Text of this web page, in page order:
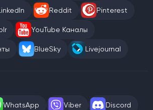
Reddit Pinterest
YouTube Каналы
BlueSky Livejournal
WhatsApp Viber Discord